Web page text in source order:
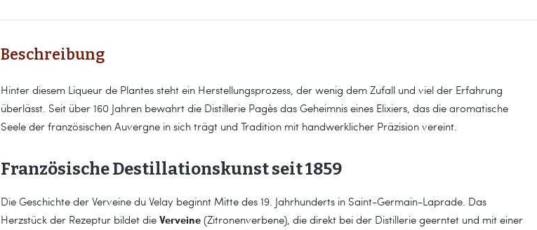
Beschreibung
Hinter diesem Liqueur de Plantes steht ein Herstellungsprozess, der wenig dem Zufall und viel der Erfahrung
überlässt. Seit über 160 Jahren bewahrt die Distillerie Pagès das Geheimnis eines Elixiers, das die aromatische
Seele der französischen Auvergne in sich trägt und Tradition mit handwerklicher Präzision vereint.
Französische Destillationskunst seit 1859
Die Geschichte der Verveine du Velay beginnt Mitte des 19. Jahrhunderts in Saint-Germain-Laprade. Das
Herzstück der Rezeptur bildet die Verveine (Zitronenverbene), die direkt bei der Distillerie geerntet und mit einer